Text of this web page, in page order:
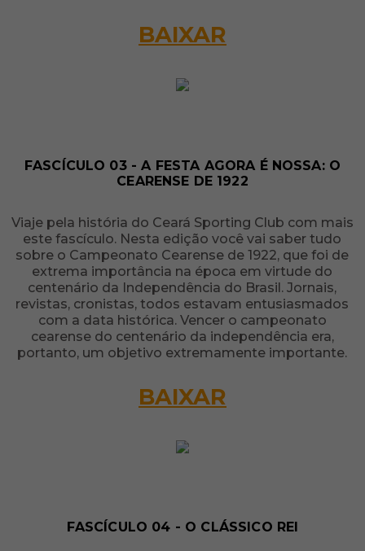
BAIXAR
FASCÍCULO 03 - A FESTA AGORA É NOSSA: O
CEARENSE DE 1922
Viaje pela história do Ceará Sporting Club com mais
este fascículo. Nesta edição você vai saber tudo
sobre o Campeonato Cearense de 1922, que foi de
extrema importância na época em virtude do
centenário da Independência do Brasil. Jornais,
revistas, cronistas, todos estavam entusiasmados
com a data histórica. Vencer o campeonato
cearense do centenário da independência era,
portanto, um objetivo extremamente importante.
BAIXAR
FASCÍCULO 04 - O CLÁSSICO REI